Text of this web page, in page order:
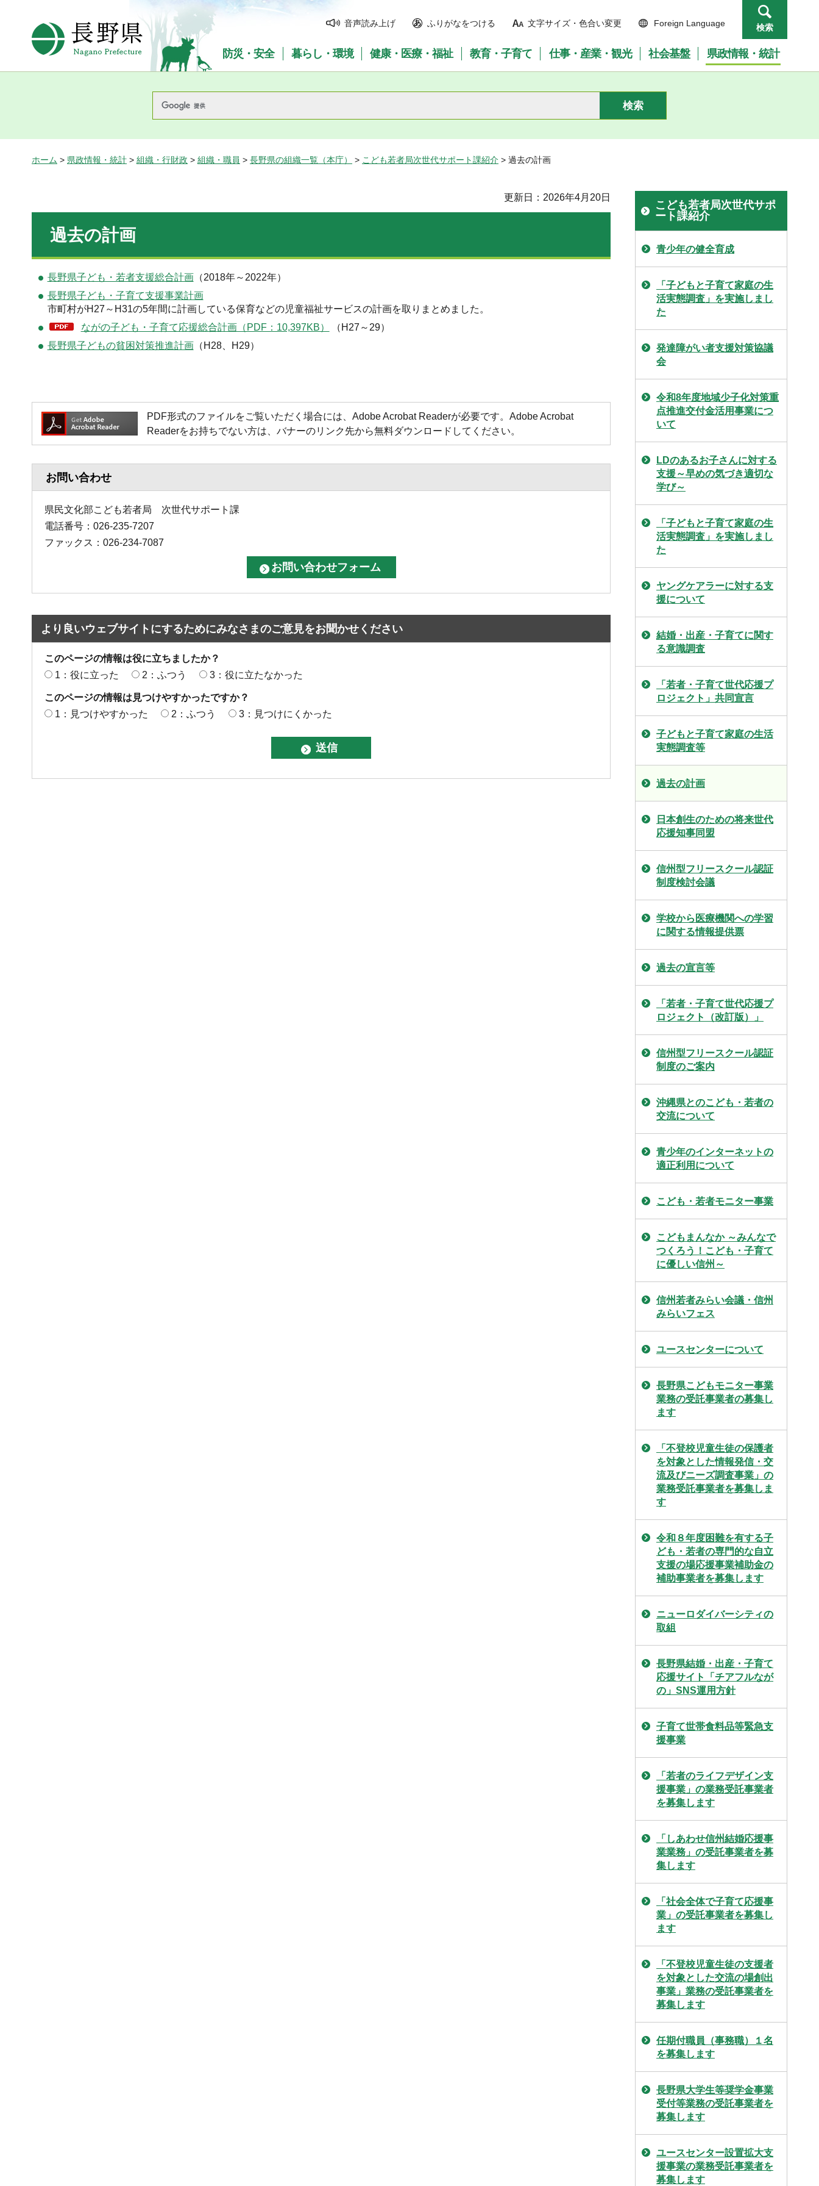
長野県Nagano Prefecture
音声読み上げ ふりがなをつける 文字サイズ・色合い変更 Foreign Language 検索
防災・安全 暮らし・環境 健康・医療・福祉 教育・子育て 仕事・産業・観光 社会基盤 県政情報・統計
ホーム > 県政情報・統計 > 組織・行財政 > 組織・職員 > 長野県の組織一覧（本庁） > こども若者局次世代サポート課紹介 > 過去の計画
更新日：2026年4月20日
過去の計画
長野県子ども・若者支援総合計画（2018年～2022年）
長野県子ども・子育て支援事業計画
市町村がH27～H31の5年間に計画している保育などの児童福祉サービスの計画を取りまとめました。
ながの子ども・子育て応援総合計画（PDF：10,397KB）
（H27～29）
長野県子どもの貧困対策推進計画（H28、H29）
PDF形式のファイルをご覧いただく場合には、Adobe Acrobat Readerが必要です。Adobe Acrobat
Readerをお持ちでない方は、バナーのリンク先から無料ダウンロードしてください。
お問い合わせ
県民文化部こども若者局 次世代サポート課
電話番号：026-235-7207
ファックス：026-234-7087
より良いウェブサイトにするためにみなさまのご意見をお聞かせください
このページの情報は役に立ちましたか？
1：役に立った
2：ふつう 3：役に立たなかった
このページの情報は見つけやすかったですか？
1：見つけやすかった
2：ふつう 3：見つけにくかった
こども若者局次世代サポ
ート課紹介
青少年の健全育成
「子どもと子育て家庭の生
活実態調査」を実施しまし
た
発達障がい者支援対策協議
会
令和8年度地域少子化対策重
点推進交付金活用事業につ
いて
LDのあるお子さんに対する
支援～早めの気づき適切な
学び～
「子どもと子育て家庭の生
活実態調査」を実施しまし
た
ヤングケアラーに対する支
援について
結婚・出産・子育てに関す
る意識調査
「若者・子育て世代応援プ
ロジェクト」共同宣言
子どもと子育て家庭の生活
実態調査等
過去の計画
日本創生のための将来世代
応援知事同盟
信州型フリースクール認証
制度検討会議
学校から医療機関への学習
に関する情報提供票
過去の宣言等
「若者・子育て世代応援プ
ロジェクト（改訂版）」
信州型フリースクール認証
制度のご案内
沖縄県とのこども・若者の
交流について
青少年のインターネットの
適正利用について
こども・若者モニター事業
こどもまんなか ～みんなで
つくろう！こども・子育て
に優しい信州～
信州若者みらい会議・信州
みらいフェス
ユースセンターについて
長野県こどもモニター事業
業務の受託事業者の募集し
ます
「不登校児童生徒の保護者
を対象とした情報発信・交
流及びニーズ調査事業」の
業務受託事業者を募集しま
す
令和８年度困難を有する子
ども・若者の専門的な自立
支援の場応援事業補助金の
補助事業者を募集します
ニューロダイバーシティの
取組
長野県結婚・出産・子育て
応援サイト「チアフルなが
の」SNS運用方針
子育て世帯食料品等緊急支
援事業
「若者のライフデザイン支
援事業」の業務受託事業者
を募集します
「しあわせ信州結婚応援事
業業務」の受託事業者を募
集します
「社会全体で子育て応援事
業」の受託事業者を募集し
ます
「不登校児童生徒の支援者
を対象とした交流の場創出
事業」業務の受託事業者を
募集します
任期付職員（事務職）１名
を募集します
長野県大学生等奨学金事業
受付等業務の受託事業者を
募集します
ユースセンター設置拡大支
援事業の業務受託事業者を
募集します